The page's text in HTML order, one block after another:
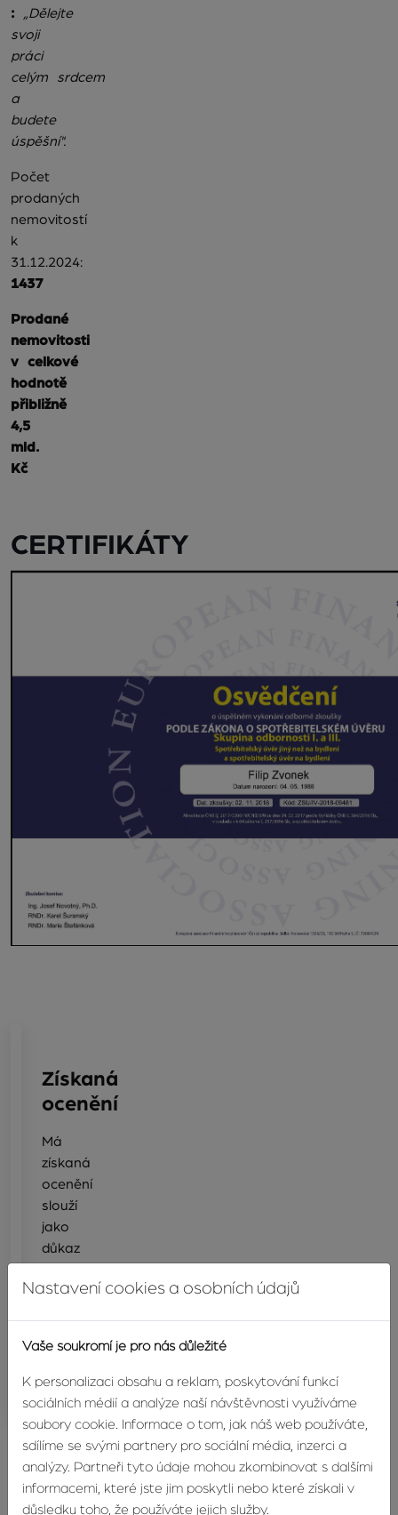
: „Dělejte
svoji
práci
celým srdcem
a
budete
úspěšní".
Počet
prodaných
nemovitostí
k
31.12.2024:
1437
Prodané
nemovitosti
v celkové
hodnotě
přibližně
4,5
mld.
Kč
CERTIFIKÁTY
Získaná
ocenění
Má
získaná
ocenění
slouží
jako
důkaz
kterou
nabízím.
Recenze
Nastavení cookies a osobních údajů
Vaše soukromí je pro nás důležité
K personalizaci obsahu a reklam, poskytování funkcí
sociálních médií a analýze naší návštěvnosti využíváme
soubory cookie. Informace o tom, jak náš web používáte,
sdílíme se svými partnery pro sociální média, inzerci a
analýzy. Partneři tyto údaje mohou zkombinovat s dalšími
informacemi, které jste jim poskytli nebo které získali v
důsledku toho, že používáte jejich služby.